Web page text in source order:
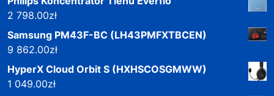
2 798.00zł
Samsung PM43F-BC (LH43PMFXTBCEN)
9 862.00zł
HyperX Cloud Orbit S (HXHSCOSGMWW)
1 049.00zł